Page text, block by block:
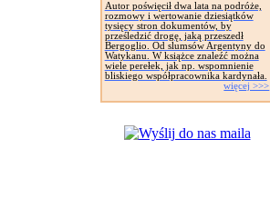
Autor poświęcił dwa lata na podróże,
rozmowy i wertowanie dziesiątków
tysięcy stron dokumentów, by
prześledzić drogę, jaką przeszedł
Bergoglio. Od slumsów Argentyny do
Watykanu. W książce znaleźć można
wiele perełek, jak np. wspomnienie
bliskiego współpracownika kardynała.
więcej >>>